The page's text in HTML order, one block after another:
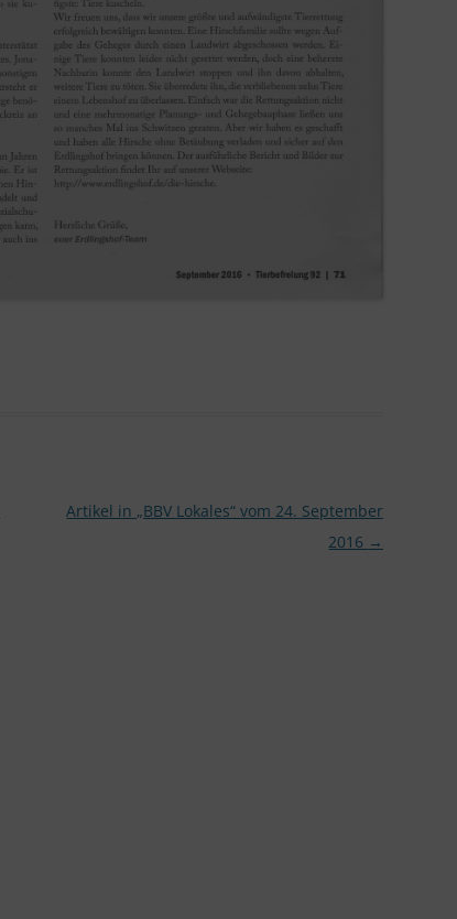
Artikel in „BBV Lokales“ vom 24. September
2016 →